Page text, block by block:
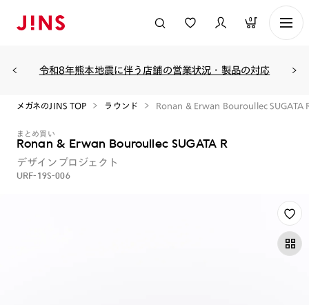
0
令和8年熊本地震に伴う店舗の営業状況・製品の対応
メガネのJINS TOP ラウンド Ronan & Erwan Bouroullec SUGATA
まとめ買い
Ronan & Erwan Bouroullec SUGATA R
デザインプロジェクト
URF-19S-006